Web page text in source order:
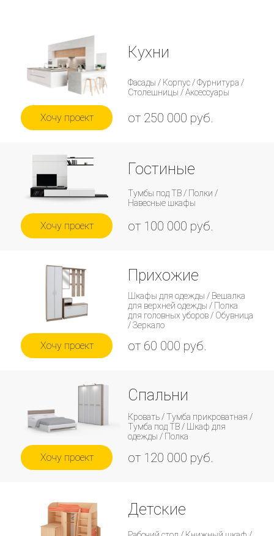
Кухни
Фасады / Корпус / Фурнитура /
Столешницы / Аксессуары
от 250 000 руб.
Хочу проект
Гостиные
Тумбы под ТВ / Полки /
Навесные шкафы
от 100 000 руб.
Хочу проект
Прихожие
Шкафы для одежды / Вешалка
для верхней одежды / Полка
для головных уборов / Обувница
/ Зеркало
от 60 000 руб.
Хочу проект
Спальни
Кровать / Тумба прикроватная /
Тумба под ТВ / Шкаф для
одежды / Полка
от 120 000 руб.
Хочу проект
Детские